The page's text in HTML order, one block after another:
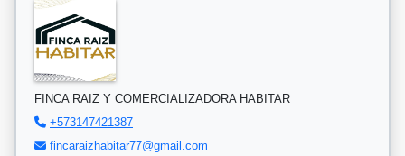
FINCA RAIZ Y COMERCIALIZADORA HABITAR
+573147421387
fincaraizhabitar77@gmail.com